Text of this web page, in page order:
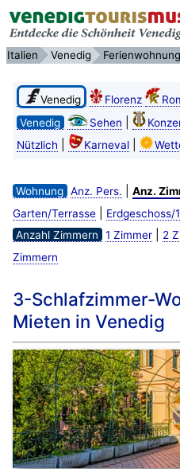
Italien Venedig
Venedig Florenz
Venedig
Sehen
Nützlich Karneval|
Wohnung Anz. Pers. Anz.
Garten/Terrasse| Erdgeschoss/
Anzahl Zimmern
1 Zimmer| 2
Zimmern
3-Schlafzimmer-
Mieten in Venedig